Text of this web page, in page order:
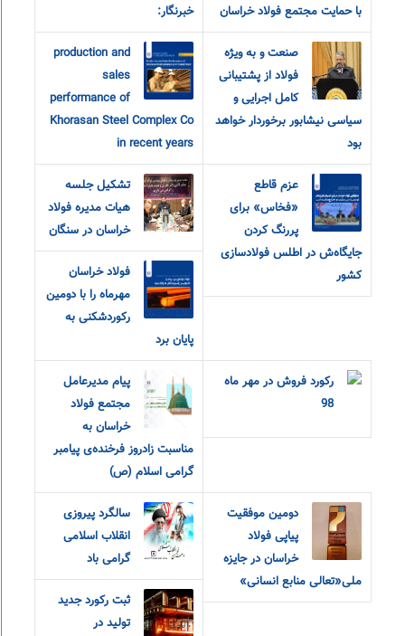
با حمایت مجتمع فولاد خراسان خبرنگار:
صنعت و به ویژه
فولاد از پشتیبانی
کامل اجرایی و
سیاسی نیشابور برخوردار خواهد
بود
production and
sales
performance of
Khorasan Steel Complex Co
in recent years
عزم قاطع
«فخاس» برای
پررنگ کردن
جایگاه‌ش در اطلس فولادسازی
کشور
تشکیل جلسه
هیات مدیره فولاد
خراسان در سنگان
فولاد خراسان
مهرماه را با دومین
رکوردشکنی به
پایان برد
رکورد فروش در مهر ماه
98
پیام مدیرعامل
مجتمع فولاد
خراسان به
مناسبت زادروز فرخنده‌ی پیامبر
گرامی اسلام (ص)
دومین موفقیت
پیاپی فولاد
خراسان در جایزه
ملی«تعالی منابع انسانی»
سالگرد پیروزی
انقلاب اسلامی
گرامی باد
ثبت رکورد جدید
تولید در